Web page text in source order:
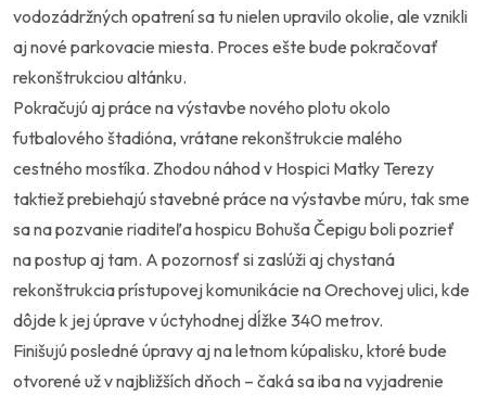
vodozádržných opatrení sa tu nielen upravilo okolie, ale vznikli
aj nové parkovacie miesta. Proces ešte bude pokračovať
rekonštrukciou altánku.
Pokračujú aj práce na výstavbe nového plotu okolo
futbalového štadióna, vrátane rekonštrukcie malého
cestného mostíka. Zhodou náhod v Hospici Matky Terezy
taktiež prebiehajú stavebné práce na výstavbe múru, tak sme
sa na pozvanie riaditeľa hospicu Bohuša Čepigu boli pozrieť
na postup aj tam. A pozornosť si zaslúži aj chystaná
rekonštrukcia prístupovej komunikácie na Orechovej ulici, kde
dôjde k jej úprave v úctyhodnej dĺžke 340 metrov.
Finišujú posledné úpravy aj na letnom kúpalisku, ktoré bude
otvorené už v najbližších dňoch – čaká sa iba na vyjadrenie